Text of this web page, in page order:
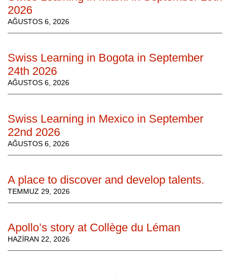
2026
AĞUSTOS 6, 2026
Swiss Learning in Bogota in September
24th 2026
AĞUSTOS 6, 2026
Swiss Learning in Mexico in September
22nd 2026
AĞUSTOS 6, 2026
A place to discover and develop talents.
TEMMUZ 29, 2026
Apollo’s story at Collège du Léman
HAZIRAN 22, 2026